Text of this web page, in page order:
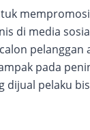
di media
pelanggan
pada
dijual pelaku